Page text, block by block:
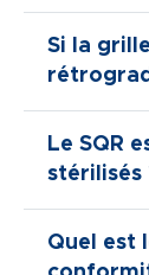
Si la
Le SQR
stérilisés
Quel est